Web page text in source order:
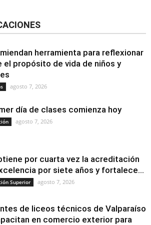
herramienta para reflexionar
el propósito de vida de niños y
agosto 7, 2026
día de clases comienza hoy
agosto 7, 2026
por cuarta vez la acreditación
por siete años y fortalece...
Superior agosto 7, 2026
de liceos técnicos de Valparaíso
en comercio exterior para